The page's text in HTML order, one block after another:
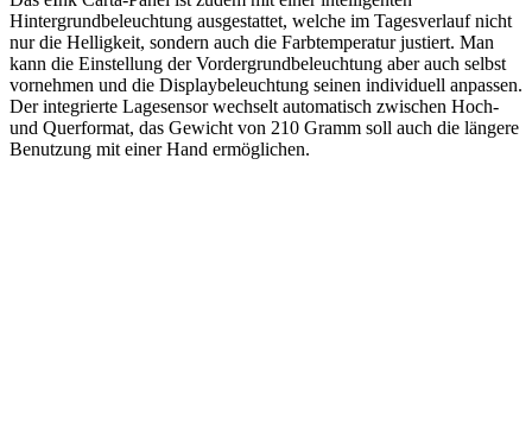
Hintergrundbeleuchtung ausgestattet, welche im Tagesverlauf nicht
nur die Helligkeit, sondern auch die Farbtemperatur justiert. Man
kann die Einstellung der Vordergrundbeleuchtung aber auch selbst
vornehmen und die Displaybeleuchtung seinen individuell anpassen.
Der integrierte Lagesensor wechselt automatisch zwischen Hoch-
und Querformat, das Gewicht von 210 Gramm soll auch die längere
Benutzung mit einer Hand ermöglichen.